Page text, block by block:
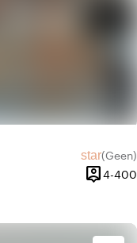
star(Geen)
Geen
person_pin4-400